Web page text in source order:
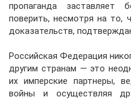
пропаганда
поверить, несмотря на то,
доказательств,
Российская Федерация
другим странам — это
их имперские партнеры,
войны и осуществляя